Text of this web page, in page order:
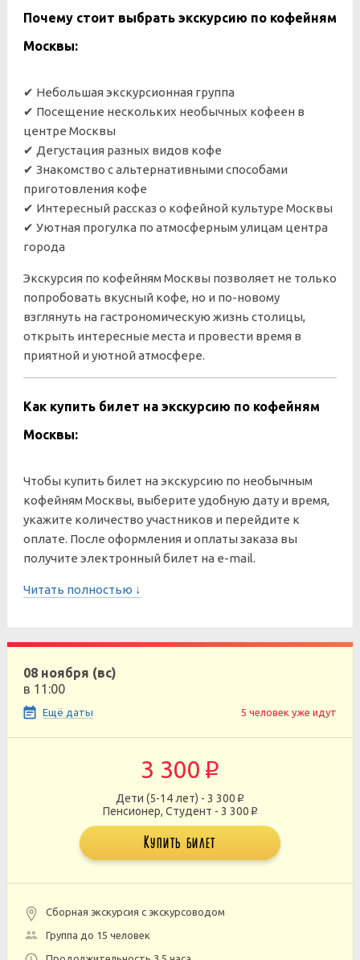
Почему стоит выбрать экскурсию по кофейням
Москвы:
✔ Небольшая экскурсионная группа
✔ Посещение нескольких необычных кофеен в
центре Москвы
✔ Дегустация разных видов кофе
✔ Знакомство с альтернативными способами
приготовления кофе
✔ Интересный рассказ о кофейной культуре Москвы
✔ Уютная прогулка по атмосферным улицам центра
города
Экскурсия по кофейням Москвы позволяет не только
попробовать вкусный кофе, но и по-новому
взглянуть на гастрономическую жизнь столицы,
открыть интересные места и провести время в
приятной и уютной атмосфере.
Как купить билет на экскурсию по кофейням
Москвы:
Чтобы купить билет на экскурсию по необычным
кофейням Москвы, выберите удобную дату и время,
укажите количество участников и перейдите к
оплате. После оформления и оплаты заказа вы
получите электронный билет на e-mail.
Читать полностью ↓
08 ноября (вс)
в 11:00
Ещё даты 5 человек уже идут
3 300 p
Дети (5-14 лет) - 3 300 p
Пенсионер, Студент - 3 300 p
Купить билет
Сборная экскурсия с экскурсоводом
Группа до 15 человек